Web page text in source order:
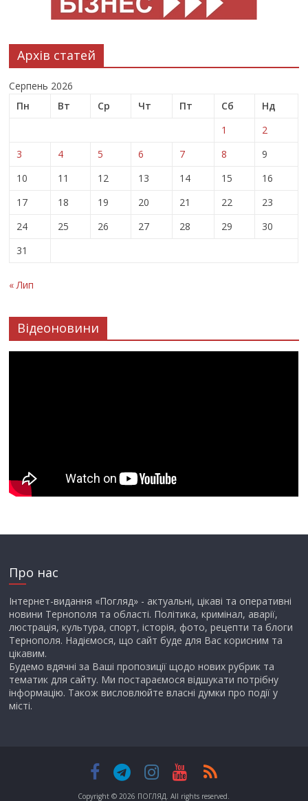
Архів статей
Серпень 2026
Пн
Вт Ср Чт Пт Сб
Нд
1
2
3
4 5 6 7 8
9
10
11 12 13 14 15
16
17
18 19 20 21 22
23
24
25 26 27 28 29
30
31
« Лип
Відеоновини
Про нас
Інтернет-видання «Погляд» - актуальні, цікаві та оперативні
новини Тернополя та області. Політика, кримінал, аварії,
люстрація, культура, спорт, історія, фото, рецепти та блоги
Тернополя. Надіємося, що сайт буде для Вас корисним та
цікавим.
Будемо вдячні за Ваші пропозиції щодо нових рубрик та
тематик для сайту. Ми постараємося відшукати потрібну
інформацію. Також висловлюйте власні думки про події у
місті.
Copyright © 2026 ПОГЛЯД. All rights reserved.